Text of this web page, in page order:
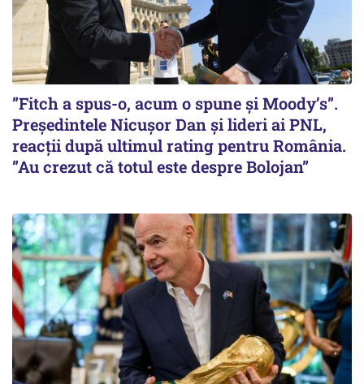
”Fitch a spus-o, acum o spune și Moody’s”.
Președintele Nicușor Dan și lideri ai PNL,
reacții după ultimul rating pentru România.
”Au crezut că totul este despre Bolojan”